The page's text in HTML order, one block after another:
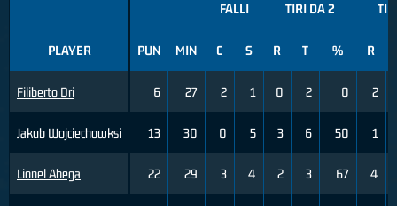
PLAYER
Filiberto Dri
Jakub Wojciechowksi
Lionel Abega
FALLI TIRI DA 2
PUN MIN C S R T % R
6 27 2 1 0 2 0 2
13 30 0 5 3 6 50 1
22 29 3 4 2 3 67 4